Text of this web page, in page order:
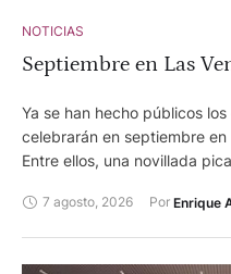
NOTICIAS
Septiembre en Las
Ya se han hecho públicos
celebrarán en septiembre
Entre ellos, una novillada
Meliana Adrián Centerera,
7 agosto, 2026 Por Enrique